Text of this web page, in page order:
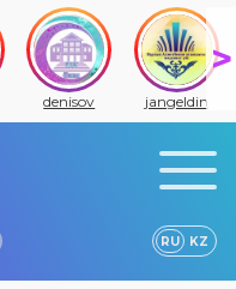
denisov jangeldin
RU KZ